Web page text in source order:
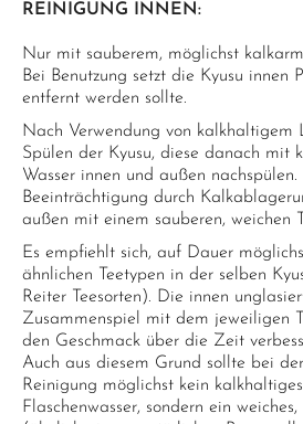
REINIGUNG INNEN:
Nur mit sauberem, möglichst
Bei Benutzung setzt die Kyusu innen
entfernt werden sollte.
Nach Verwendung von kalkhaltigem
Spülen der Kyusu, diese danach mit
Wasser innen und außen
Beeinträchtigung durch
außen mit einem sauberen, weichen
Es empfiehlt sich, auf Dauer
ähnlichen Teetypen in der selben
Reiter Teesorten). Die innen
Zusammenspiel mit dem jeweiligen
den Geschmack über die Zeit
Auch aus diesem Grund sollte bei
Reinigung möglichst kein
Flaschenwasser, sondern ein